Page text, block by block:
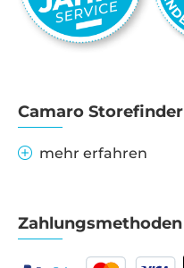
Camaro Storefinder
mehr erfahren
Zahlungsmethoden